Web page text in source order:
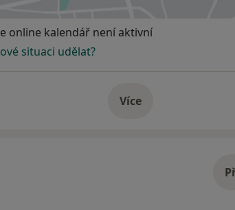
u ohrožených rodin s dětmi
Práce s rodinou v adlerovském duchu 16 hodin Mansio,
online kalendář není aktivní
situaci udělat?
Víceo adrese